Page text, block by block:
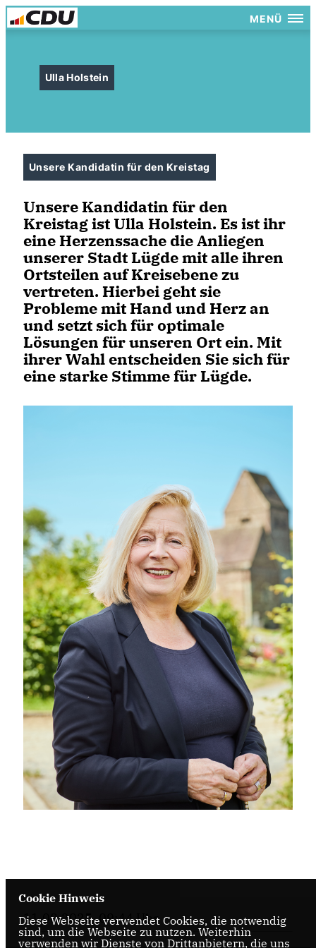
MENÜ
Ulla Holstein
Unsere Kandidatin für den Kreistag
Unsere Kandidatin für den
Kreistag ist Ulla Holstein. Es ist ihr
eine Herzenssache die Anliegen
unserer Stadt Lügde mit alle ihren
Ortsteilen auf Kreisebene zu
vertreten. Hierbei geht sie
Probleme mit Hand und Herz an
und setzt sich für optimale
Lösungen für unseren Ort ein. Mit
ihrer Wahl entscheiden Sie sich für
eine starke Stimme für Lügde.
11.08.2025, 09:44 Uhr
Cookie Hinweis
Diese Webseite verwendet Cookies, die notwendig
sind, um die Webseite zu nutzen. Weiterhin
verwenden wir Dienste von Drittanbietern, die uns